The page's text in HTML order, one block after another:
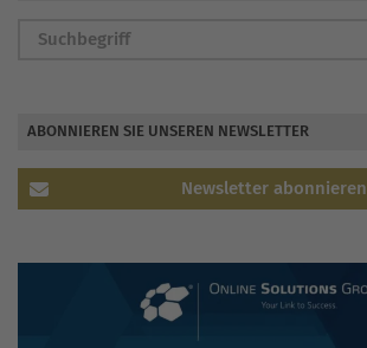
ABONNIEREN SIE UNSEREN NEWSLETTER
Newsletter abonnieren